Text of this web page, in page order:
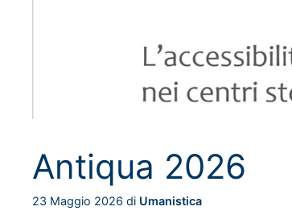
Antiqua 2026
23 Maggio 2026 di Umanistica